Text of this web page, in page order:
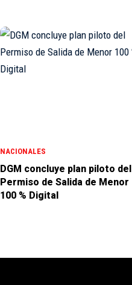
NACIONALES
DGM concluye plan piloto del
Permiso de Salida de Menor
100 % Digital